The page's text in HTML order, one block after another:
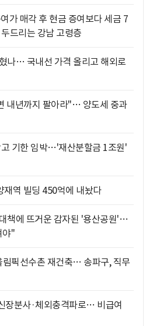
가 매각 후 현금 증여보다 세금 7
드리는 강남 고령층
나… 국내선 가격 올리고 해외로
내년까지 팔아라"… 양도세 중과
기한 임박…'재산분할금 1조원'
재역 빌딩 450억에 내놨다
책에 뜨거운 감자된 '용산공원'…
야"
림픽선수촌 재건축… 송파구, 직무
장분사·체외충격파로… 비급여